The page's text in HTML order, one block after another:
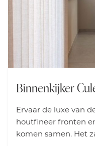
Binnenkijker
Ervaar de luxe van
houtfineer fronten
komen samen. Het